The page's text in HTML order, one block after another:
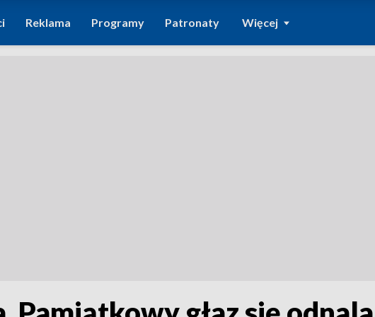
Reklama Programy Patronaty Więcej